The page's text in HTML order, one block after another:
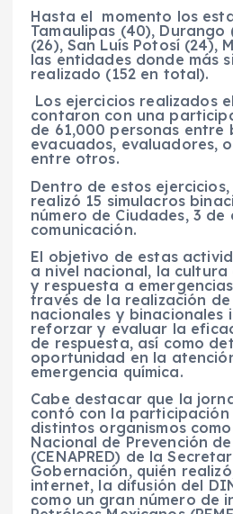
Hasta el momento los
Tamaulipas (40), Durango
(26), San Luís Potosí (24),
las entidades donde más
realizado (152 en total).
Los ejercicios realizados
contaron con una
de 61,000 personas entre
evacuados, evaluadores,
entre otros.
Dentro de estos ejercicios,
realizó 15 simulacros
número de Ciudades, 3 de
comunicación.
El objetivo de estas
a nivel nacional, la
y respuesta a
través de la realización
nacionales y binacionales
reforzar y evaluar la
de respuesta, así como
oportunidad en la
emergencia química.
Cabe destacar que la
contó con la
distintos organismos
Nacional de Prevención
(CENAPRED) de la
Gobernación, quién
internet, la difusión del
como un gran número de